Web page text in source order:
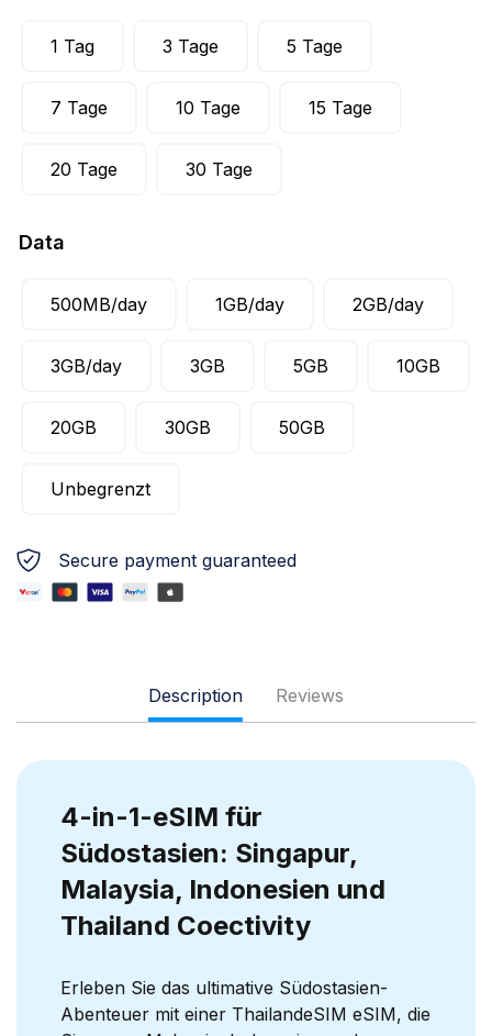
1 Tag 3 Tage 5 Tage
7 Tage 10 Tage 15 Tage
20 Tage 30 Tage
Data
500MB/day 1GB/day 2GB/day
3GB/day 3GB 5GB 10GB
20GB 30GB 50GB
Unbegrenzt
Secure payment guaranteed
Description Reviews
4-in-1-eSIM für
Südostasien: Singapur,
Malaysia, Indonesien und
Thailand Coectivity
Erleben Sie das ultimative Südostasien-
Abenteuer mit einer ThailandeSIM eSIM, die